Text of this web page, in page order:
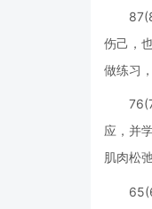
伤己，
做练习，
应，并
肌肉松